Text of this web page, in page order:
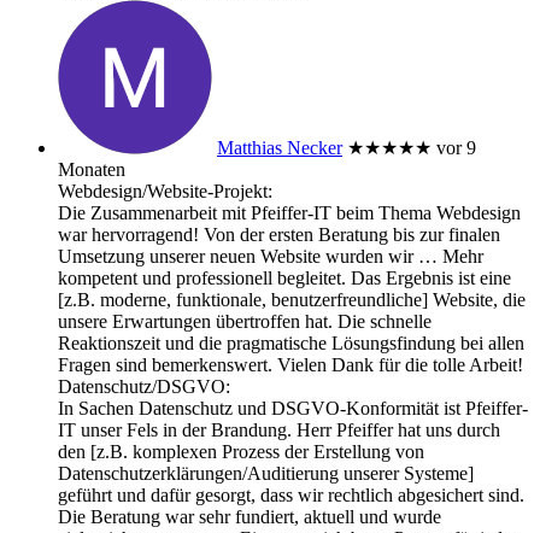
Matthias Necker ★★★★★ vor 9
Monaten
Webdesign/Website-Projekt:
Die Zusammenarbeit mit Pfeiffer-IT beim Thema Webdesign
war hervorragend! Von der ersten Beratung bis zur finalen
Umsetzung unserer neuen Website wurden wir … Mehr
kompetent und professionell begleitet. Das Ergebnis ist eine
[z.B. moderne, funktionale, benutzerfreundliche] Website, die
unsere Erwartungen übertroffen hat. Die schnelle
Reaktionszeit und die pragmatische Lösungsfindung bei allen
Fragen sind bemerkenswert. Vielen Dank für die tolle Arbeit!
Datenschutz/DSGVO:
In Sachen Datenschutz und DSGVO-Konformität ist Pfeiffer-
IT unser Fels in der Brandung. Herr Pfeiffer hat uns durch
den [z.B. komplexen Prozess der Erstellung von
Datenschutzerklärungen/Auditierung unserer Systeme]
geführt und dafür gesorgt, dass wir rechtlich abgesichert sind.
Die Beratung war sehr fundiert, aktuell und wurde